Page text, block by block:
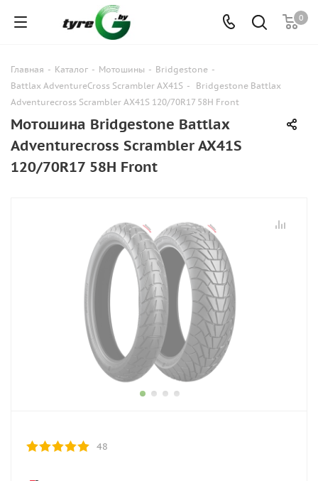
0
Главная - Каталог - Мотошины - Bridgestone -
Battlax AdventureCross Scrambler AX41S -
Bridgestone Battlax
Adventurecross Scrambler AX41S 120/70R17 58H Front
Мотошина Bridgestone Battlax
Adventurecross Scrambler AX41S
120/70R17 58H Front
48